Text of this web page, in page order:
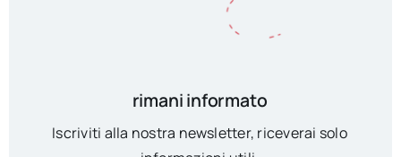
rimani informato
Iscriviti alla nostra newsletter, riceverai solo